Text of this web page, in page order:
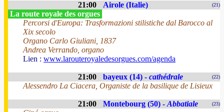
21:00 Airole (Italie) (21)
La route royale des orgues
Percorsi d'Europa: Trasformazioni stilistiche dal Barocco al
Xix secolo
Organo Carlo Giuliani, 1837
Andrea Verrando, organo
Lien : www.larouteroyaledesorgues.com/agenda
21:00 bayeux (14) - cathédrale (22)
Alessendro La Ciacera, Organiste de la basilique de Lisieux
21:00 Montebourg (50) - Abbatiale (23)